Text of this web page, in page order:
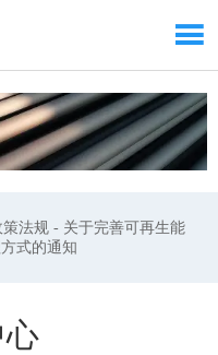

策法规 - 关于完善可再生能
式的通知
心